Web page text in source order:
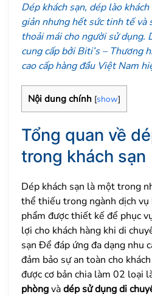
Dép khách sạn, dép lào
giản nhưng hết sức tinh tế và
thoải mái cho người sử dụng.
cung cấp bởi Biti’s – Thương
cao cấp hàng đầu Việt Nam
Nội dung chính [show]
Tổng quan về
trong khách sạn
Dép khách sạn là một trong
thể thiếu trong ngành dịch vụ
phẩm được thiết kế để phục
lợi cho khách hàng khi di
sạn Để đáp ứng đa dạng nhu
đảm bảo sự an toàn cho
được cơ bản chia làm 02 loại
phòngvàdép sử dụng di